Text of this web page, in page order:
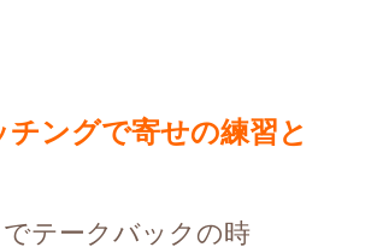
ングで寄せの練習と
テークバックの時